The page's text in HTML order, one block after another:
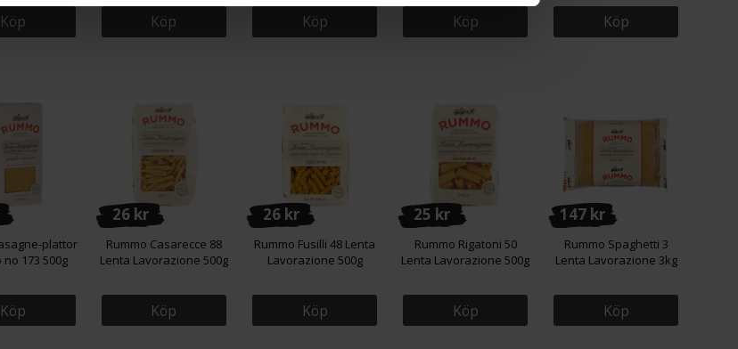
Köp Köp Köp Köp Köp
plattor
no 173 500g
Köp
26 kr
Rummo Casarecce 88
Lenta Lavorazione 500g
Köp
26 kr
Rummo Fusilli 48 Lenta
Lavorazione 500g
Köp
25 kr
Rummo Rigatoni 50
Lenta Lavorazione 500g
Köp
147 kr
Rummo Spaghetti 3
Lenta Lavorazione 3kg
Köp